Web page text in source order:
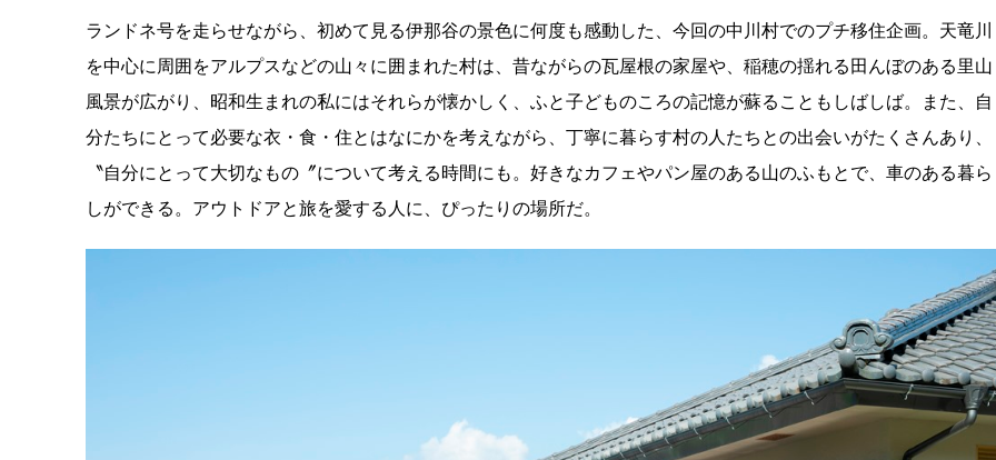
ランドネ号を走らせながら、初めて見る伊那谷の景色に何度も感動した、今回の中川村でのプチ移住企画。天竜川
を中心に周囲をアルプスなどの山々に囲まれた村は、昔ながらの瓦屋根の家屋や、稲穂の揺れる田んぼのある里山
風景が広がり、昭和生まれの私にはそれらが懐かしく、ふと子どものころの記憶が蘇ることもしばしば。また、自
分たちにとって必要な衣・食・住とはなにかを考えながら、丁寧に暮らす村の人たちとの出会いがたくさんあり、
〝自分にとって大切なもの〞について考える時間にも。好きなカフェやパン屋のある山のふもとで、車のある暮ら
しができる。アウトドアと旅を愛する人に、ぴったりの場所だ。